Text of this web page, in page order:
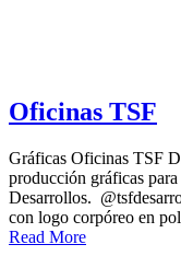
Oficinas TSF
Gráficas Oficinas TSF
producción gráficas
Desarrollos.
con logo corpóreo en
Read More